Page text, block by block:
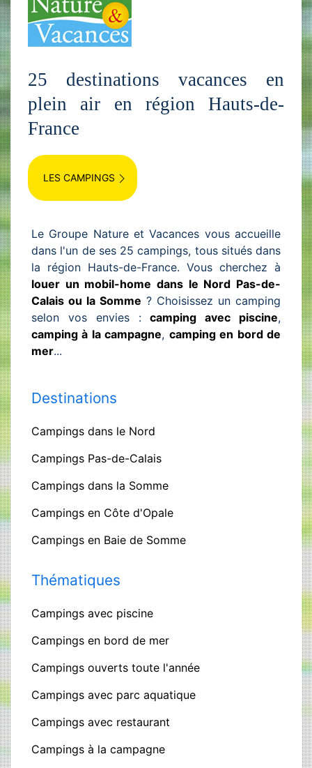
25 destinations vacances en
plein air en région Hauts-de-
France
LES CAMPINGS
Le Groupe Nature et Vacances vous accueille
dans l'un de ses 25 campings, tous situés dans
la région Hauts-de-France. Vous cherchez à
louer un mobil-home dans le Nord Pas-de-
Calais ou la Somme ? Choisissez un camping
selon vos envies :camping avec piscine,
camping à la campagne, camping en bord de
mer...
Destinations
Campings dans le Nord
Campings Pas-de-Calais
Campings dans la Somme
Campings en Côte d'Opale
Campings en Baie de Somme
Thématiques
Campings avec piscine
Campings en bord de mer
Campings ouverts toute l'année
Campings avec parc aquatique
Campings avec restaurant
Campings à la campagne